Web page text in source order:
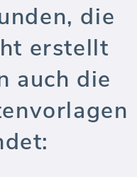
die
erstellt
auch die